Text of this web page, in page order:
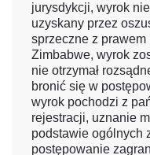
jurysdykcji, wyrok
uzyskany przez
sprzeczne z
Zimbabwe, wyrok
nie otrzymał
bronić się w
wyrok pochodzi z
rejestracji, uznanie
podstawie ogólnych
postępowanie